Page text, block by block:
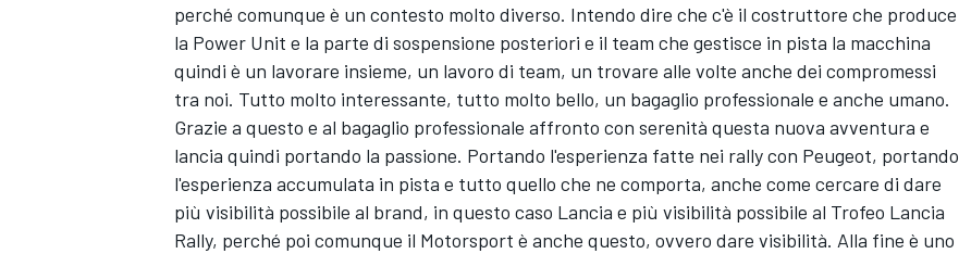
RALLY
perché comunque è un contesto molto diverso. Intendo dire che c'è il costruttore che produce
la Power Unit e la parte di sospensione posteriori e il team che gestisce in pista la macchina
quindi è un lavorare insieme, un lavoro di team, un trovare alle volte anche dei compromessi
tra noi. Tutto molto interessante, tutto molto bello, un bagaglio professionale e anche umano.
Grazie a questo e al bagaglio professionale affronto con serenità questa nuova avventura e
lancia quindi portando la passione. Portando l'esperienza fatte nei rally con Peugeot, portando
l'esperienza accumulata in pista e tutto quello che ne comporta, anche come cercare di dare
più visibilità possibile al brand, in questo caso Lancia e più visibilità possibile al Trofeo Lancia
Rally, perché poi comunque il Motorsport è anche questo, ovvero dare visibilità. Alla fine è uno